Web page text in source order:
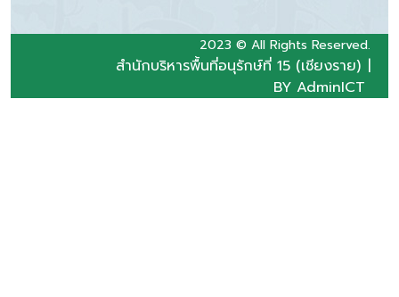
2023 © All Rights Reserved.
สำนักบริหารพื้นที่อนุรักษ์ที่ 15 (เชียงราย) |
BY AdminICT